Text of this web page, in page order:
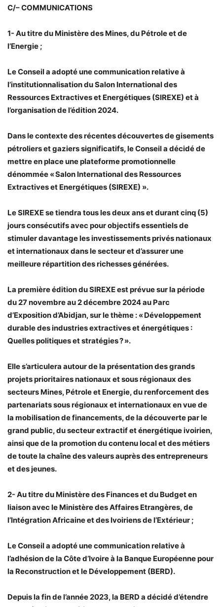
C/– COMMUNICATIONS
1- Au titre du Ministère des Mines, du Pétrole et de
l’Energie ;
Le Conseil a adopté une communication relative à
l’institutionnalisation du Salon International des
Ressources Extractives et Energétiques (SIREXE) et à
l’organisation de l’édition 2024.
Dans le contexte des récentes découvertes de gisements
pétroliers et gaziers significatifs, le Conseil a décidé de
mettre en place une plateforme promotionnelle
dénommée « Salon International des Ressources
Extractives et Energétiques (SIREXE) ».
Le SIREXE se tiendra tous les deux ans et durant cinq (5)
jours consécutifs avec pour objectifs essentiels de
stimuler davantage les investissements privés nationaux
et internationaux dans le secteur et d’assurer une
meilleure répartition des richesses générées.
La première édition du SIREXE est prévue sur la période
du 27 novembre au 2 décembre 2024 au Parc
d’Exposition d’Abidjan, sur le thème : « Développement
durable des industries extractives et énergétiques :
Quelles politiques et stratégies ? ».
Elle s’articulera autour de la présentation des grands
projets prioritaires nationaux et sous régionaux des
secteurs Mines, Pétrole et Energie, du renforcement des
partenariats sous régionaux et internationaux en vue de
la mobilisation de financements, de la découverte par le
grand public, du secteur extractif et énergétique ivoirien,
ainsi que de la promotion du contenu local et des métiers
de toute la chaîne des valeurs auprès des entrepreneurs
et des jeunes.
2- Au titre du Ministère des Finances et du Budget en
liaison avec le Ministère des Affaires Etrangères, de
l’Intégration Africaine et des Ivoiriens de l’Extérieur ;
Le Conseil a adopté une communication relative à
l’adhésion de la Côte d’Ivoire à la Banque Européenne pour
la Reconstruction et le Développement (BERD).
Depuis la fin de l’année 2023, la BERD a décidé d’étendre